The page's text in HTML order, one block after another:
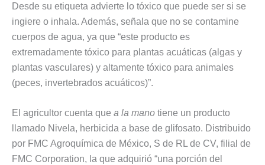
Desde su etiqueta advierte lo tóxico que puede ser si se
ingiere o inhala. Además, señala que no se contamine
cuerpos de agua, ya que “este producto es
extremadamente tóxico para plantas acuáticas (algas y
plantas vasculares) y altamente tóxico para animales
(peces, invertebrados acuáticos)”.
El agricultor cuenta que a la mano tiene un producto
llamado Nivela, herbicida a base de glifosato. Distribuido
por FMC Agroquímica de México, S de RL de CV, filial de
FMC Corporation, la que adquirió “una porción del